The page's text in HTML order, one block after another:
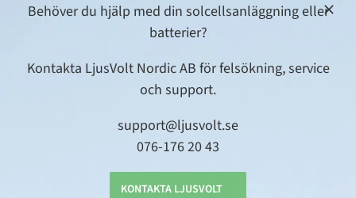
Vad innebär spotpris på el?
14 november, 2023 | Artiklar,Din solcellsanläggning,Företag
Behöver du hjälp med din solcellsanläggning eller
batterier?
Kontakta LjusVolt Nordic AB för felsökning, service
och support.
support@ljusvolt.se
076-176 20 43
KONTAKTA LJUSVOLT